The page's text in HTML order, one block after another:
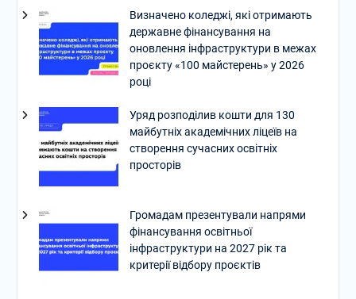
Визначено коледжі, які отримають
державне фінансування на
оновлення інфраструктури в межах
проєкту «100 майстерень» у 2026
році
Уряд розподілив кошти для 130
майбутніх академічних ліцеїв на
створення сучасних освітніх
просторів
Громадам презентували напрями
фінансування освітньої
інфраструктури на 2027 рік та
критерії відбору проєктів